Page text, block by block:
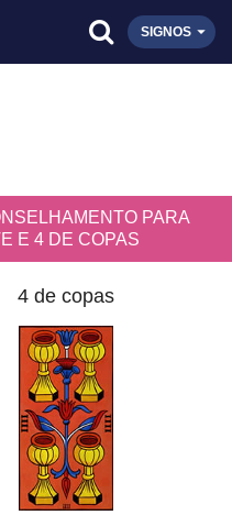
SIGNOS
PARA
E 4 DE COPAS
4 de copas